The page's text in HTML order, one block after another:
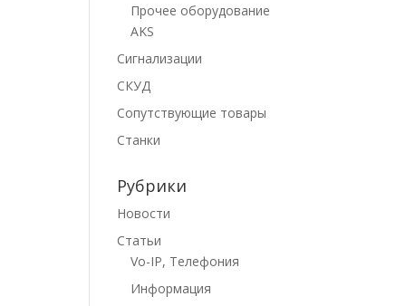
Прочее оборудование
AKS
Сигнализации
СКУД
Сопутствующие товары
Станки
Рубрики
Новости
Статьи
Vo-IP, Телефония
Информация